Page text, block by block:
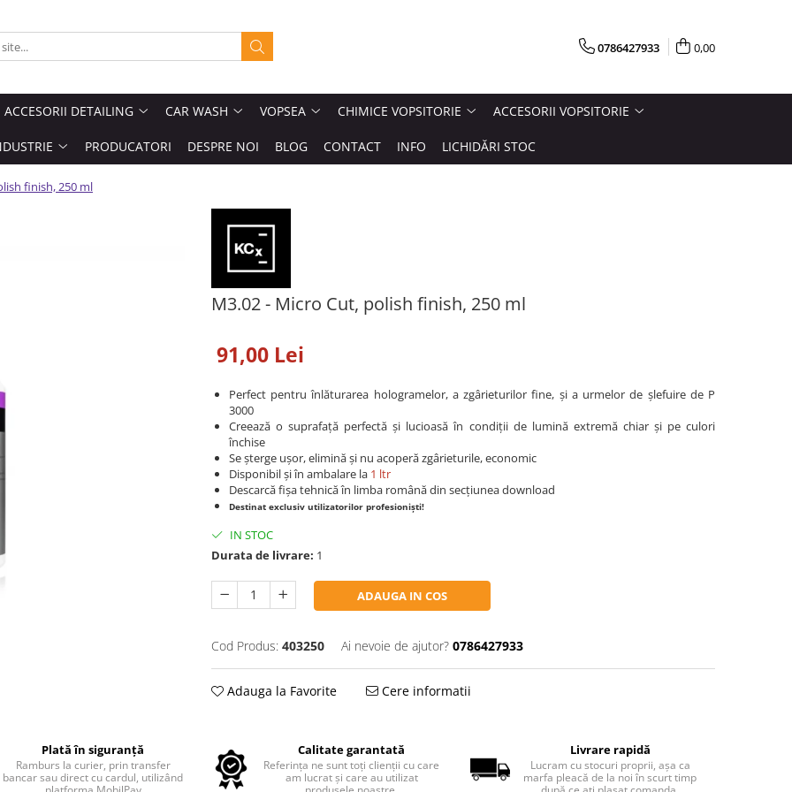
0786427933 0,00
ACCESORII DETAILING CAR WASH VOPSEA CHIMICE VOPSITORIE ACCESORII VOPSITORIE
PRODUCATORI DESPRE NOI BLOG CONTACT INFO LICHIDĂRI STOC
finish, 250 ml
M3.02 - Micro Cut, polish finish, 250 ml
91,00 Lei
Perfect pentru înlăturarea hologramelor, a zgârieturilor fine, și a urmelor de șlefuire de P
3000
Creează o suprafață perfectă și lucioasă în condiții de lumină extremă chiar și pe culori
închise
Se șterge ușor, elimină și nu acoperă zgârieturile, economic
Disponibil și în ambalare la 1 ltr
Descarcă fișa tehnică în limba română din secțiunea download
Destinat exclusiv utilizatorilor profesioniști!
IN STOC
Durata de livrare: 1
ADAUGA IN COS
Cod Produs: 403250 Ai nevoie de ajutor? 0786427933
Adauga la Favorite Cere informatii
Plată în siguranță
Ramburs la curier, prin transfer
bancar sau direct cu cardul, utilizând
Calitate garantată
Referința ne sunt toți clienții cu care
am lucrat și care au utilizat
Livrare rapidă
Lucram cu stocuri proprii, așa ca
marfa pleacă de la noi în scurt timp